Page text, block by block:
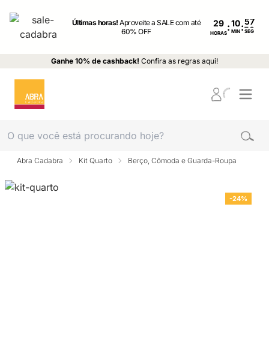
Últimas horas!Aproveite a SALE com até
60% OFF
29
HORAS: MIN : SEG
Ganhe 10% de cashback! Confira as regras aqui!
Abra Cadabra Kit Quarto Berço, Cômoda e Guarda-Roupa
-24%